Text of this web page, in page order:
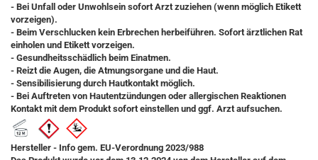
- Bei Unfall oder Unwohlsein sofort Arzt zuziehen (wenn möglich Etikett
vorzeigen).
- Beim Verschlucken kein Erbrechen herbeiführen. Sofort ärztlichen Rat
einholen und Etikett vorzeigen.
- Gesundheitsschädlich beim Einatmen.
- Reizt die Augen, die Atmungsorgane und die Haut.
- Sensibilisierung durch Hautkontakt möglich.
- Bei Auftreten von Hautentzündungen oder allergischen Reaktionen
Kontakt mit dem Produkt sofort einstellen und ggf. Arzt aufsuchen.
Hersteller - Info gem. EU-Verordnung 2023/988